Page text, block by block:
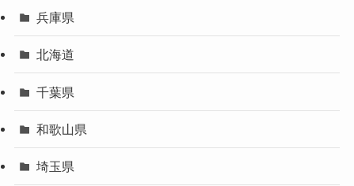
兵庫県
北海道
千葉県
和歌山県
埼玉県